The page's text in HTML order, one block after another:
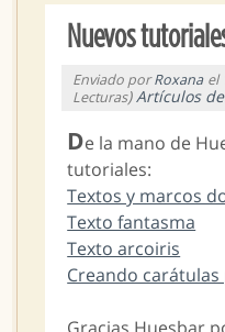
Nuevos
Enviado porRoxana el
Lecturas)Artículos
De la mano de
tutoriales:
Textos y marcos
Texto fantasma
Texto arcoiris
Creando carátulas